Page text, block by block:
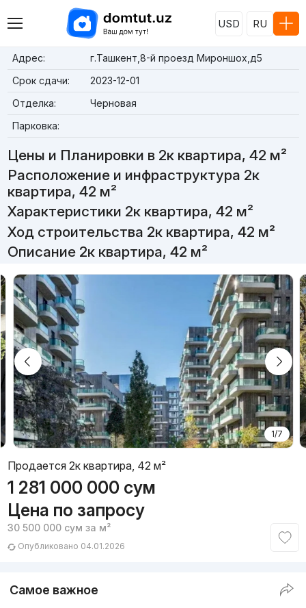
USD RU
Адрес:
г.Ташкент,8-й проезд Мироншох,д5
Срок сдачи:
2023-12-01
Отделка:
Черновая
Парковка:
Цены и Планировки в 2к квартира, 42 м²
Расположение и инфраструктура 2к
квартира, 42 м²
Характеристики 2к квартира, 42 м²
Ход строительства 2к квартира, 42 м²
Описание 2к квартира, 42 м²
1/7
Продается 2к квартира, 42 м²
1 281 000 000 сум
Цена по запросу
30 500 000 сум за м²
Опубликовано 04.01.2026
Самое важное